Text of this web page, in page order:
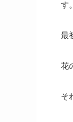
す
最
花
そ